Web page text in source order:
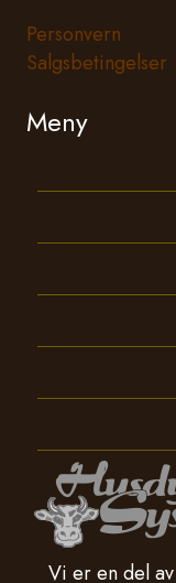
Personvern
Salgsbetingelser
Meny
Vi er en del av